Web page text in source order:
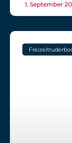
1. September